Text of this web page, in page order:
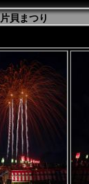
貝まつり